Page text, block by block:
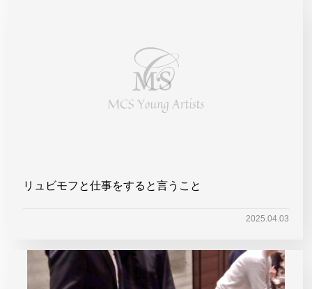
リュビモフと仕事をすると言うこと
2025.04.03